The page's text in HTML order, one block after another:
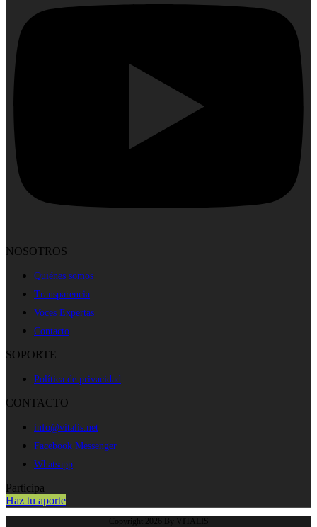
NOSOTROS
Quiénes somos
Transparencia
Voces Expertas
Contacto
SOPORTE
Política de privacidad
CONTACTO
info@vitalis.net
Facebook Messenger
Whatsapp
Participa
Haz tu aporte
Copyright 2026 By VITALIS